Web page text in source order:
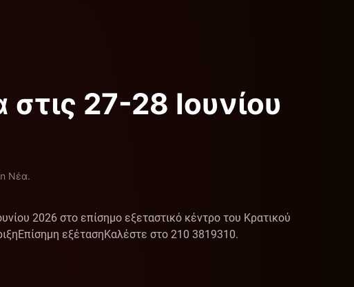
27-28 Ιουνίου
Νέα.
2026 στο επίσημο εξεταστικό κέντρο του Κρατικού
εξέτασηΚαλέστε στο 210 3819310.